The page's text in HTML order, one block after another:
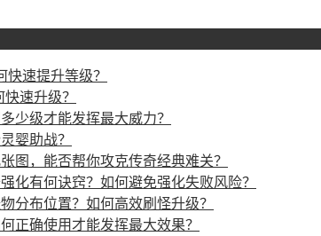
快速提升等级？
速升级？
少级才能发挥最大威力？
婴助战？
图，能否帮你攻克传奇经典难关？
化有何诀窍？如何避免强化失败风险？
分布位置？如何高效刷怪升级？
正确使用才能发挥最大效果？